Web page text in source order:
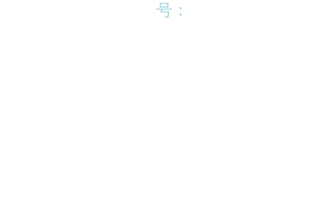
号：